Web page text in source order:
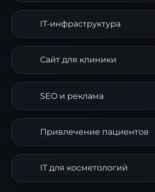
IT-инфраструктура
Сайт для клиники
SEO и реклама
Привлечение пациентов
IT для косметологий
Заявка на стратегию
цифровизации
Оставьте контакты, и наш эксперт
вами для подготовки